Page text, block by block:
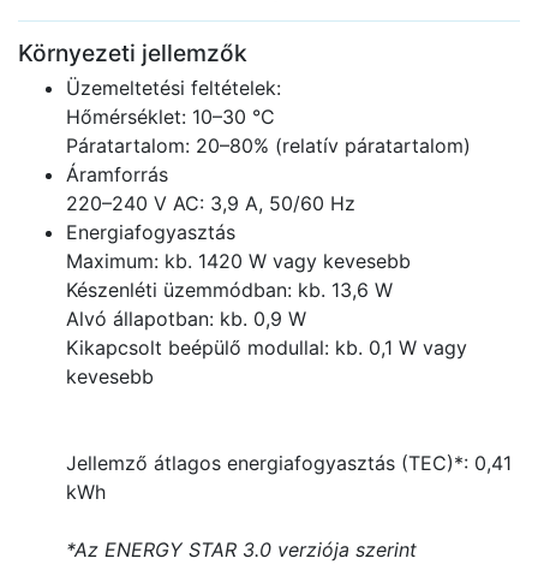
Környezeti jellemzők
Üzemeltetési feltételek:
Hőmérséklet: 10–30 °C
Páratartalom: 20–80% (relatív páratartalom)
Áramforrás
220–240 V AC: 3,9 A, 50/60 Hz
Energiafogyasztás
Maximum: kb. 1420 W vagy kevesebb
Készenléti üzemmódban: kb. 13,6 W
Alvó állapotban: kb. 0,9 W
Kikapcsolt beépülő modullal: kb. 0,1 W vagy
kevesebb
Jellemző átlagos energiafogyasztás (TEC)*: 0,41
kWh
*Az ENERGY STAR 3.0 verziója szerint